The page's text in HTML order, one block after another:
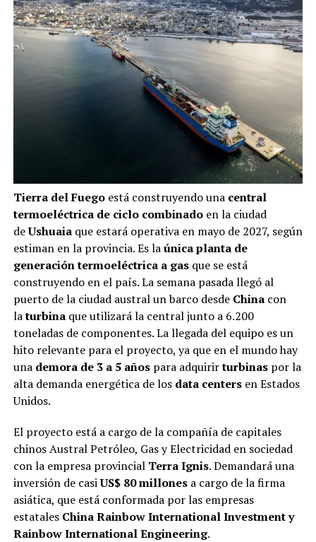
Tierra del Fuegoestá construyendo una central
termoeléctrica de ciclo combinadoen la ciudad
deUshuaiaque estará operativa en mayo de 2027, según
estiman en la provincia. Es laúnica planta de
generación termoeléctrica a gasque se está
construyendo en el país. La semana pasada llegó al
puerto de la ciudad austral un barco desde Chinacon
laturbinaque utilizará la central junto a 6.200
toneladas de componentes. La llegada del equipo es un
hito relevante para el proyecto, ya que en el mundo hay
una demora de 3 a 5 añospara adquirirturbinaspor la
alta demanda energética de los data centersen Estados
Unidos.
El proyecto está a cargo de la compañía de capitales
chinos Austral Petróleo, Gas y Electricidad en sociedad
con la empresa provincial Terra Ignis. Demandará una
inversión de casiUS$ 80 millonesa cargo de la firma
asiática, que está conformada por las empresas
estatales China Rainbow International Investment y
Rainbow International Engineering.